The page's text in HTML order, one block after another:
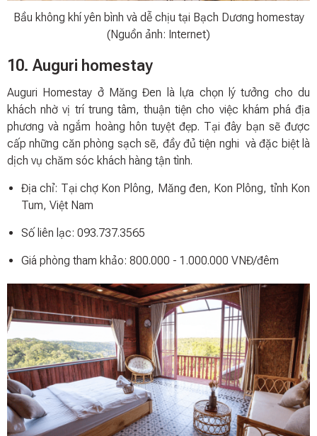
Bầu không khí yên bình và dễ chịu tại Bạch Dương homestay
(Nguồn ảnh: Internet)
10. Auguri homestay
Auguri Homestay ở Măng Đen là lựa chọn lý tưởng cho du
khách nhờ vị trí trung tâm, thuận tiện cho việc khám phá địa
phương và ngắm hoàng hôn tuyệt đẹp. Tại đây bạn sẽ được
cấp những căn phòng sạch sẽ, đầy đủ tiện nghi và đặc biệt là
dịch vụ chăm sóc khách hàng tận tình.
Địa chỉ: Tại chợ Kon Plông, Măng đen, Kon Plông, tỉnh Kon
Tum, Việt Nam
Số liên lạc: 093.737.3565
Giá phòng tham khảo: 800.000 - 1.000.000 VNĐ/đêm